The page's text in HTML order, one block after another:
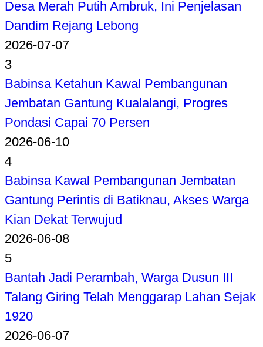
Desa Merah Putih Ambruk, Ini Penjelasan
Dandim Rejang Lebong
2026-07-07
3
Babinsa Ketahun Kawal Pembangunan
Jembatan Gantung Kualalangi, Progres
Pondasi Capai 70 Persen
2026-06-10
4
Babinsa Kawal Pembangunan Jembatan
Gantung Perintis di Batiknau, Akses Warga
Kian Dekat Terwujud
2026-06-08
5
Bantah Jadi Perambah, Warga Dusun III
Talang Giring Telah Menggarap Lahan Sejak
1920
2026-06-07